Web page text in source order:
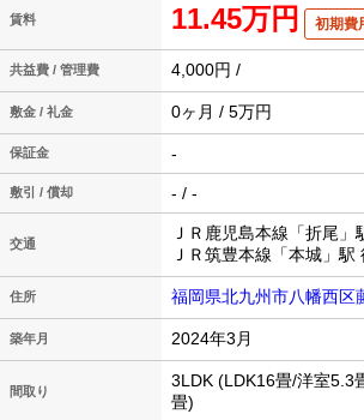
賃料 11.45万円 初期費
共益費 / 管理費 4,000円 /
敷金 / 礼金 0ヶ月 / 5万円
保証金 -
敷引 / 償却 - / -
交通
ＪＲ鹿児島本線「折尾」
ＪＲ筑豊本線「本城」駅
住所 福岡県北九州市八幡西区
築年月 2024年3月
間取り
3LDK (LDK16畳/洋室5.3
畳)